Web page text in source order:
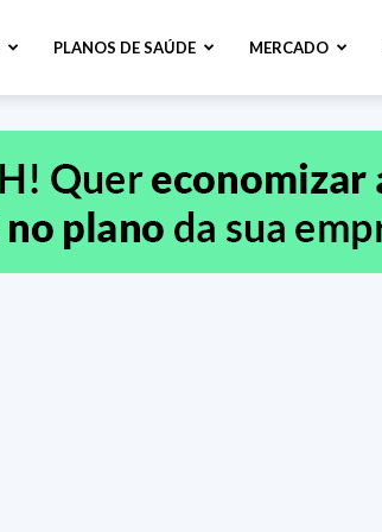
PLANOS DE SAÚDE MERCADO